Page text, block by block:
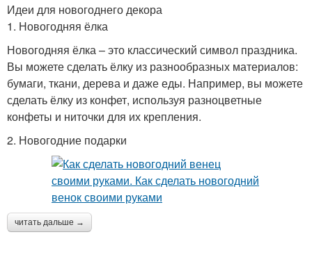
Идеи для новогоднего декора
1. Новогодняя ёлка
Новогодняя ёлка – это классический символ праздника.
Вы можете сделать ёлку из разнообразных материалов:
бумаги, ткани, дерева и даже еды. Например, вы можете
сделать ёлку из конфет, используя разноцветные
конфеты и ниточки для их крепления.
2. Новогодние подарки
читать дальше →